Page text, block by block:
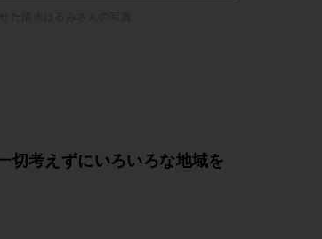
切考えずにいろいろな地域を